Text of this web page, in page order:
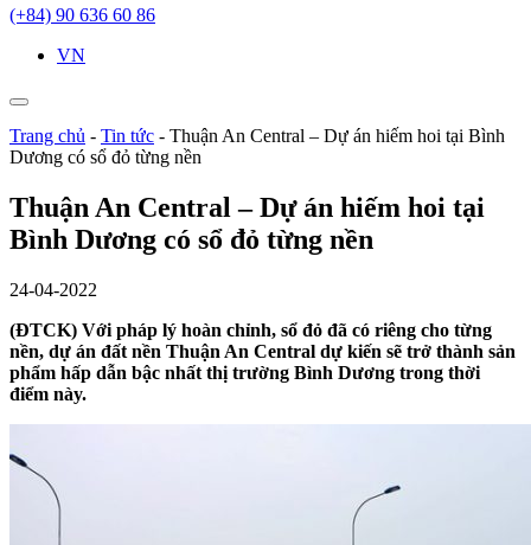
(+84) 90 636 60 86
VN
Trang chủ - Tin tức - Thuận An Central – Dự án hiếm hoi tại Bình
Dương có sổ đỏ từng nền
Thuận An Central – Dự án hiếm hoi tại
Bình Dương có sổ đỏ từng nền
24-04-2022
(ĐTCK) Với pháp lý hoàn chỉnh, sổ đỏ đã có riêng cho từng
nền, dự án đất nền Thuận An Central dự kiến sẽ trở thành sản
phẩm hấp dẫn bậc nhất thị trường Bình Dương trong thời
điểm này.